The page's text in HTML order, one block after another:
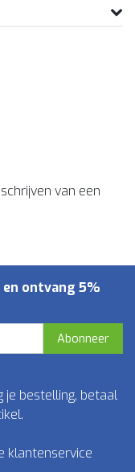
van een
ontvang 5%
Abonneer
je bestelling, betaal
klantenservice